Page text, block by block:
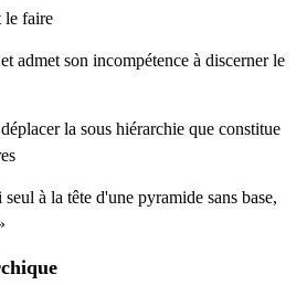
le faire
admet son incompétence à discerner le
la sous hiérarchie que constitue
à la tête d'une pyramide sans base,